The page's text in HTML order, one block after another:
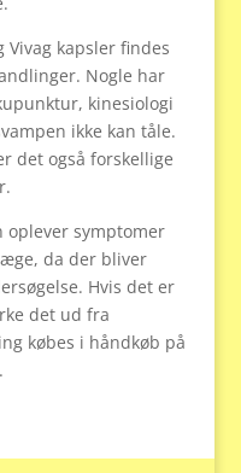
kapsler findes
Nogle har
kinesiologi
ikke kan tåle.
det også forskellige
oplever symptomer
da der bliver
Hvis det er
det ud fra
købes i håndkøb på